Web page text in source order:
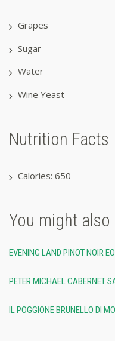
Grapes
Sugar
Water
Wine Yeast
Nutrition Facts
Calories: 650
You might also
EVENING LAND PINOT NOIR
PETER MICHAEL CABERNET
IL POGGIONE BRUNELLO DI